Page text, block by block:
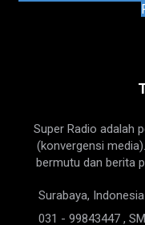
Super Radio adalah
(konvergensi
bermutu dan berita
Surabaya, Indonesia
031 - 99843447 ,